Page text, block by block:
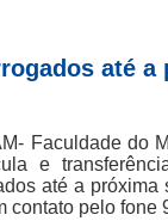
até a
Faculdade do
e
até a próxima
contato pelo fone